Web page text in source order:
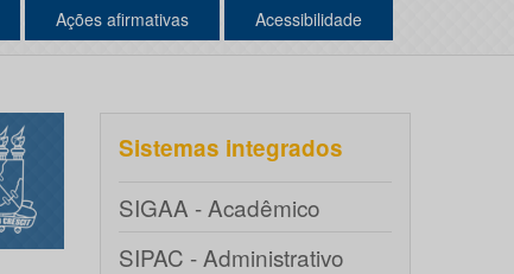
Ações afirmativas Acessibilidade
Sistemas integrados
SIGAA - Acadêmico
SIPAC - Administrativo